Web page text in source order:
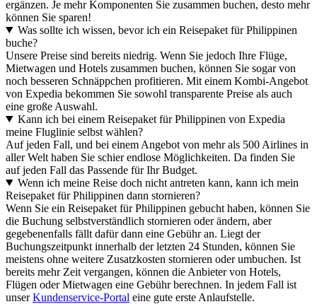
ergänzen. Je mehr Komponenten Sie zusammen buchen, desto mehr
können Sie sparen!
Was sollte ich wissen, bevor ich ein Reisepaket für Philippinen
buche?
Unsere Preise sind bereits niedrig. Wenn Sie jedoch Ihre Flüge,
Mietwagen und Hotels zusammen buchen, können Sie sogar von
noch besseren Schnäppchen profitieren. Mit einem Kombi-Angebot
von Expedia bekommen Sie sowohl transparente Preise als auch
eine große Auswahl.
Kann ich bei einem Reisepaket für Philippinen von Expedia
meine Fluglinie selbst wählen?
Auf jeden Fall, und bei einem Angebot von mehr als 500 Airlines in
aller Welt haben Sie schier endlose Möglichkeiten. Da finden Sie
auf jeden Fall das Passende für Ihr Budget.
Wenn ich meine Reise doch nicht antreten kann, kann ich mein
Reisepaket für Philippinen dann stornieren?
Wenn Sie ein Reisepaket für Philippinen gebucht haben, können Sie
die Buchung selbstverständlich stornieren oder ändern, aber
gegebenenfalls fällt dafür dann eine Gebühr an. Liegt der
Buchungszeitpunkt innerhalb der letzten 24 Stunden, können Sie
meistens ohne weitere Zusatzkosten stornieren oder umbuchen. Ist
bereits mehr Zeit vergangen, können die Anbieter von Hotels,
Flügen oder Mietwagen eine Gebühr berechnen. In jedem Fall ist
unserKundenservice-Portal eine gute erste Anlaufstelle.